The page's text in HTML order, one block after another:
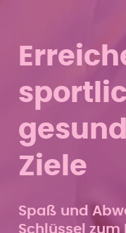
Ziele
Spaß und
Schlüssel zum